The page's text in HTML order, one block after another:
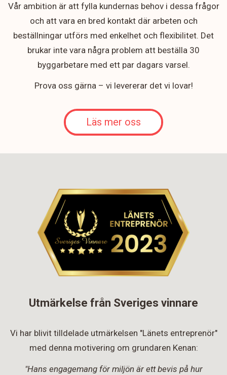
Vår ambition är att fylla kundernas behov i dessa frågor
och att vara en bred kontakt där arbeten och
beställningar utförs med enkelhet och flexibilitet. Det
brukar inte vara några problem att beställa 30
byggarbetare med ett par dagars varsel.
Prova oss gärna – vi levererar det vi lovar!
Läs mer oss
Utmärkelse från Sveriges vinnare
Vi har blivit tilldelade utmärkelsen "Länets entreprenör"
med denna motivering om grundaren Kenan:
"Hans engagemang för miljön är ett bevis på hur